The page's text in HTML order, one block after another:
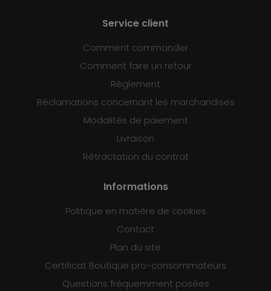
Service client
Comment commander
Comment faire un retour
Règlement
Réclamations concernant les marchandises
Modalités de paiement
Livraison
Rétractation du contrat
Informations
Politique en matière de cookies
Contact
Plan du site
Certificat Boutique pro-consommateurs
Questions fréquemment posées